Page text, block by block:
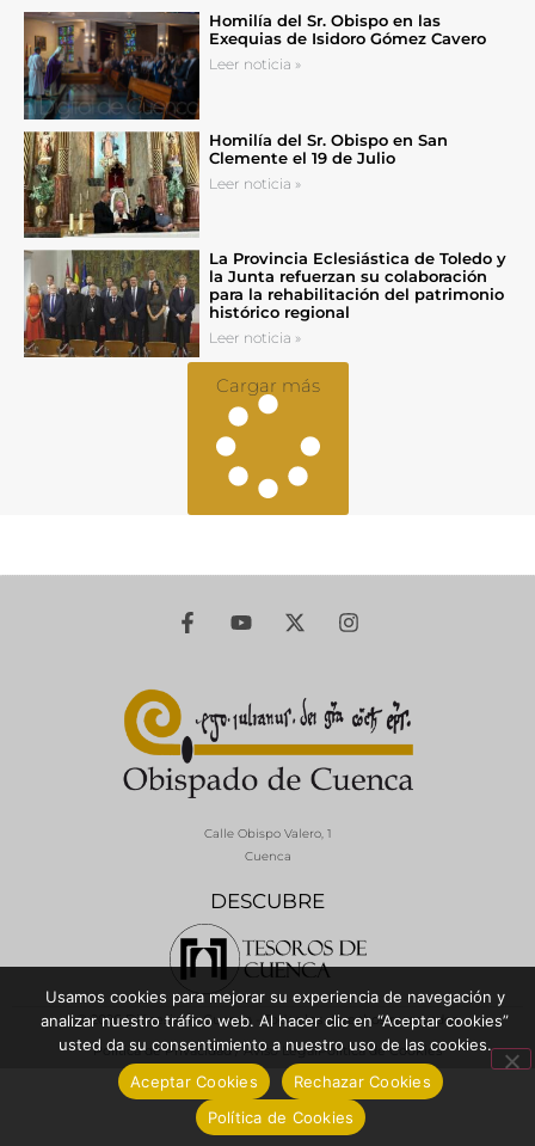
Homilía del Sr. Obispo en las
Exequias de Isidoro Gómez Cavero
Leer noticia »
Homilía del Sr. Obispo en San
Clemente el 19 de Julio
Leer noticia »
La Provincia Eclesiástica de Toledo y
la Junta refuerzan su colaboración
para la rehabilitación del patrimonio
histórico regional
Leer noticia »
Cargar más
DESCUBRE
Calle Obispo Valero, 1
Cuenca
© 2026 Diócesis de Cuenca - Todos los derechos reservados
Política de Privacidad / Aviso LegalPolítica de Cookies
Usamos cookies para mejorar su experiencia de navegación y
analizar nuestro tráfico web. Al hacer clic en “Aceptar cookies”
usted da su consentimiento a nuestro uso de las cookies.
Aceptar Cookies
Rechazar Cookies
Política de Cookies